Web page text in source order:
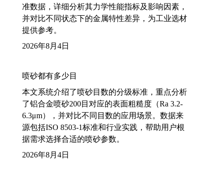
准数据，详细分析其力学性能指标及影响因素，
并对比不同状态下的金属特性差异，为工业选材
提供参考。
2026年8月4日
喷砂都有多少目
本文系统介绍了喷砂目数的分级标准，重点分析
了铝合金喷砂200目对应的表面粗糙度（Ra 3.2-
6.3μm），并对比不同目数的应用场景。数据来
源包括ISO 8503-1标准和行业实践，帮助用户根
据需求选择合适的喷砂参数。
2026年8月4日